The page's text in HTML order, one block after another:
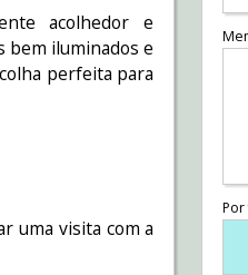
acolhedor e
bem iluminados e
perfeita para
uma visita com a